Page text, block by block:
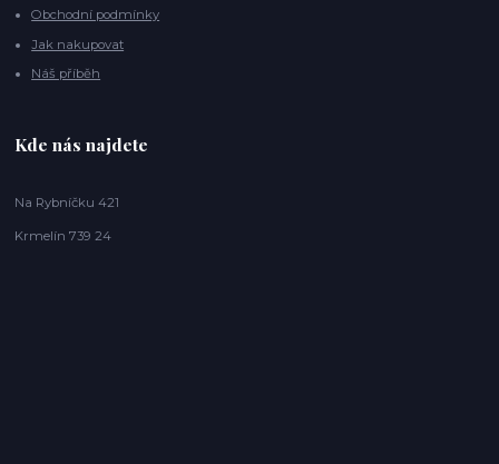
Obchodní podmínky
Jak nakupovat
Náš příběh
Kde nás najdete
Na Rybníčku 421
Krmelín 739 24